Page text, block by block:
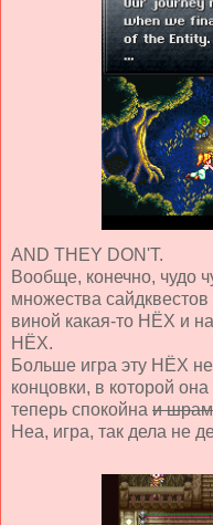
AND THEY DON'T.
Вообще, конечно, чудо
множества
виной какая-то НЁХ и
НЁХ.
Больше игра эту НЁХ
концовки, в которой
теперь спокойна и шрам
Неа, игра, так дела не